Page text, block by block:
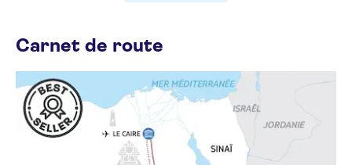
Carnet de route